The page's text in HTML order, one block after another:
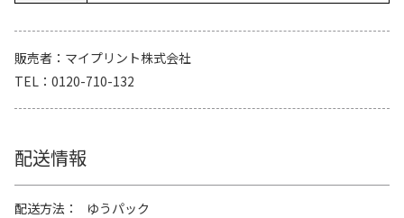
販売者
マイプリント株式会社
TEL
0120-710-132
配送情報
配送方法
ゆうパック